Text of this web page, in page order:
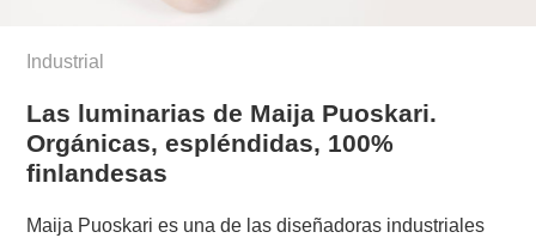
Industrial
Las luminarias de Maija Puoskari.
Orgánicas, espléndidas, 100%
finlandesas
Maija Puoskari es una de las diseñadoras industriales